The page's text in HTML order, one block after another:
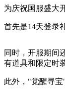
为庆祝国服盛大
首先是14天登录
同时，开服期间
有道具和限定时
此外，"觉醒寻